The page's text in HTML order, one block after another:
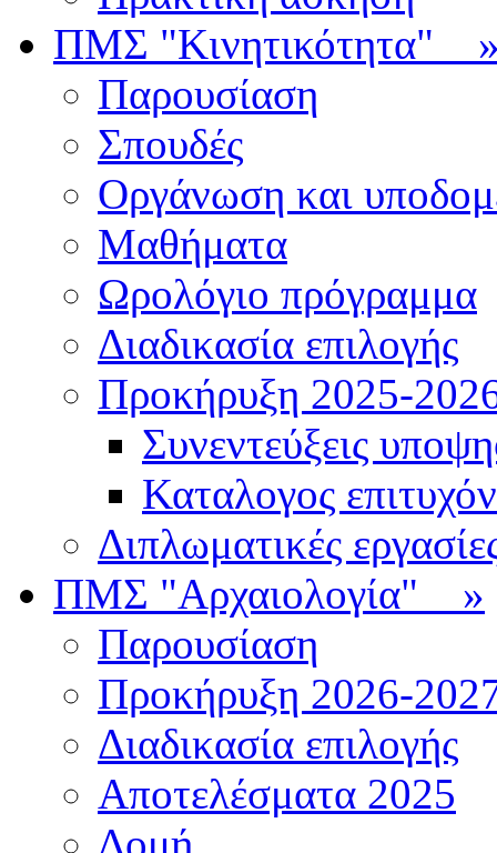
ΠΜΣ "Κινητικότητα"
Παρουσίαση
Σπουδές
Οργάνωση και
Μαθήματα
Ωρολόγιο πρόγραμμα
Διαδικασία επιλογής
Πρoκήρυξη 2025-
Συνεντεύξεις
Καταλογος
Διπλωματικές
ΠΜΣ "Αρχαιολογία" »
Παρουσίαση
Προκήρυξη 2026-
Διαδικασία επιλογής
Αποτελέσματα 2025
Δομή